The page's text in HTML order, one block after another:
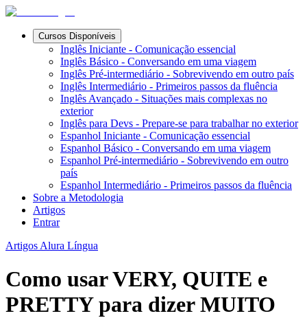
Cursos Disponíveis
Inglês Iniciante - Comunicação essencial
Inglês Básico - Conversando em uma viagem
Inglês Pré-intermediário - Sobrevivendo em outro país
Inglês Intermediário - Primeiros passos da fluência
Inglês Avançado - Situações mais complexas no
exterior
Inglês para Devs - Prepare-se para trabalhar no exterior
Espanhol Iniciante - Comunicação essencial
Espanhol Básico - Conversando em uma viagem
Espanhol Pré-intermediário - Sobrevivendo em outro
país
Espanhol Intermediário - Primeiros passos da fluência
Sobre a Metodologia
Artigos
Entrar
Artigos Alura Língua
Como usar VERY, QUITE e
PRETTY para dizer MUITO